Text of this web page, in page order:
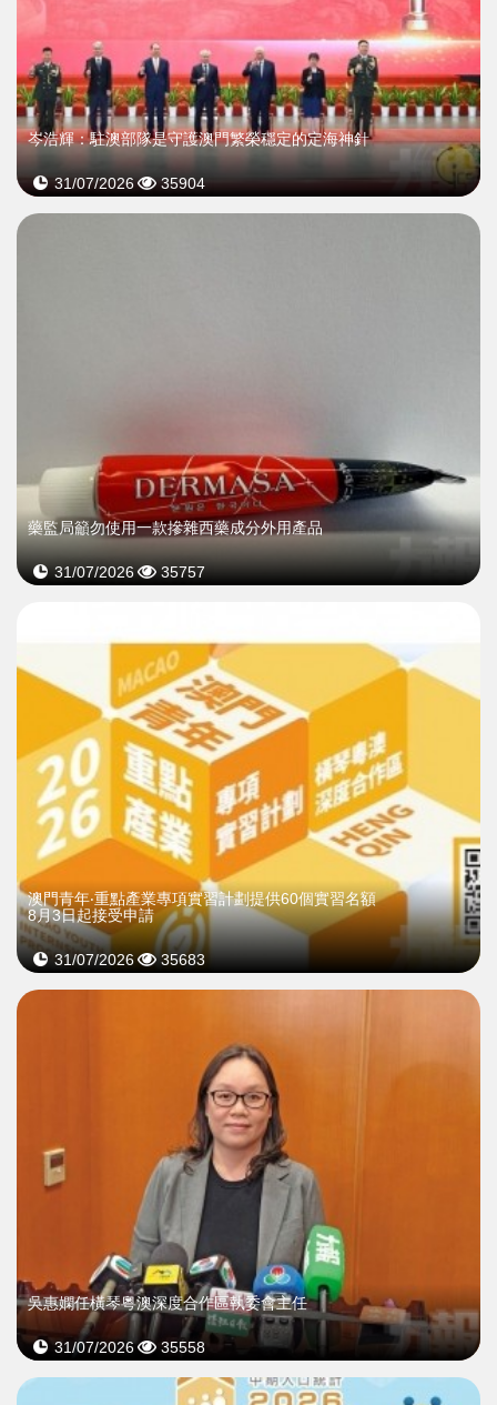
岑浩輝：駐澳部隊是守護澳門繁榮穩定的定海神針
31/07/2026 35904
藥監局籲勿使用一款摻雜西藥成分外用產品
31/07/2026 35757
澳門青年‧重點產業專項實習計劃提供60個實習名額
8月3日起接受申請
31/07/2026 35683
吳惠嫻任橫琴粵澳深度合作區執委會主任
31/07/2026 35558